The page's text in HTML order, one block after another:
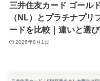
三井住友カード ゴール
（NL）とプラチナプリ
ードを比較｜違いと選
2026年8月1日